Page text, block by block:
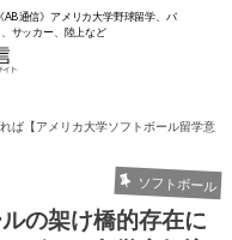
通信》アメリカ大学野球留学、バ
サッカー、陸上など
ば【アメリカ大学ソフトボール留学意
ソフトボール
の架け橋的存在に